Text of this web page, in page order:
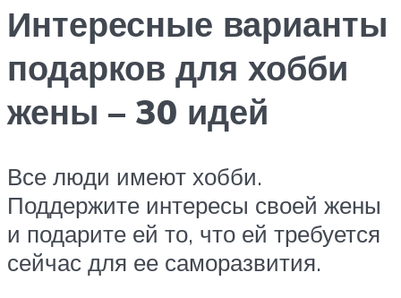
Интересные варианты
подарков для хобби
жены – 30 идей
Все люди имеют хобби.
Поддержите интересы своей жены
и подарите ей то, что ей требуется
сейчас для ее саморазвития.